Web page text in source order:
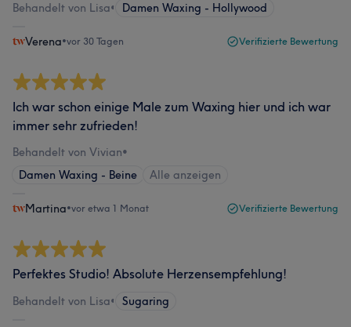
Behandelt von Lisa• Damen Waxing - Hollywood
Verena•vor 30 Tagen Verifizierte Bewertung
Ich war schon einige Male zum Waxing hier und ich war
immer sehr zufrieden!
Behandelt von Vivian•
Damen Waxing - Beine
Alle anzeigen
Martina•vor etwa 1 Monat Verifizierte Bewertung
Perfektes Studio! Absolute Herzensempfehlung!
Behandelt von Lisa• Sugaring